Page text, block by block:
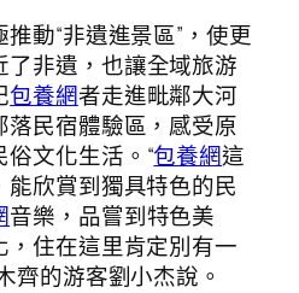
動“非遺進景區”，使更
了非遺，也讓全域旅游
包養網者走進毗鄰大河
落民宿體驗區，感受原
文化生活。“包養網這
欣賞到獨具特色的民
音樂，品嘗到特色美
住在這里肯定別有一
齊的游客劉小杰說。